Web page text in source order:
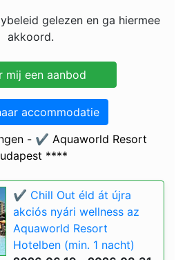
gelezen en ga hiermee
akkoord.
accommodatie
- ✔️ Aquaworld Resort
****
✔️ Chill Out éld át újra
akciós nyári wellness az
Aquaworld Resort
Hotelben (min. 1 nacht)